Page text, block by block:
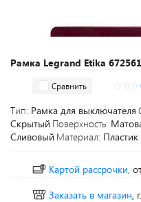
Рамка Legrand Etika
Сравнить
Тип: Рамка для выключателя
Скрытый Поверхность:
Сливовый Материал: Пластик
Картой рассрочки,
Заказать в магазин,